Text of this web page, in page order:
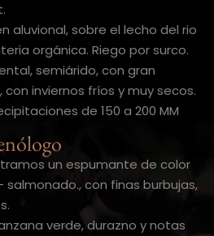
aluvional, sobre el lecho del rio
orgánica. Riego por surco.
semiárido, con gran
inviernos fríos y muy secos.
de 150 a 200 MM
un espumante de color
con finas burbujas,
verde, durazno y notas